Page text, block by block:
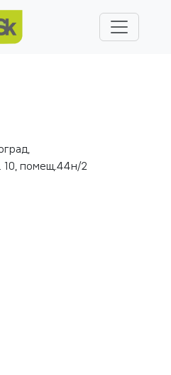
10, помещ.44н/2